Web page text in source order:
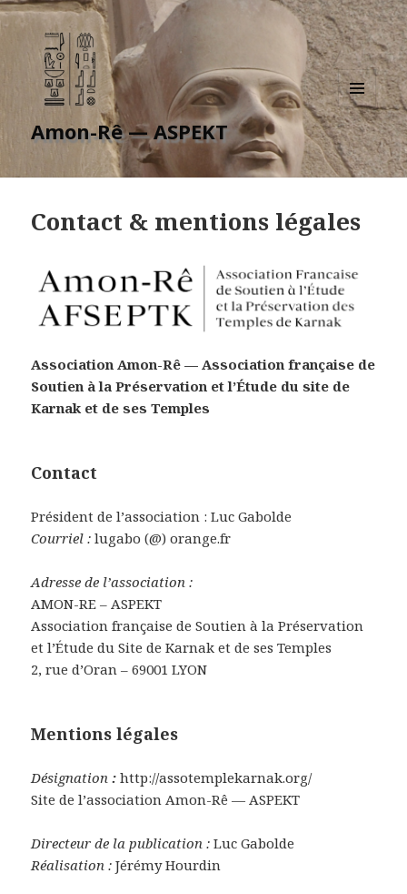
Amon-Rê — ASPEKT
MENU
ET
WIDGETS
Contact & mentions légales
Association Amon-Rê — Association française de
Soutien à la Préservation et l’Étude du site de
Karnak et de ses Temples
Contact
Président de l’association : Luc Gabolde
Courriel : lugabo (@) orange.fr
Adresse de l’association :
AMON-RE – ASPEKT
Association française de Soutien à la Préservation
et l’Étude du Site de Karnak et de ses Temples
2, rue d’Oran – 69001 LYON
Mentions légales
Désignation : http://assotemplekarnak.org/
Site de l’association Amon-Rê — ASPEKT
Directeur de la publication : Luc Gabolde
Réalisation : Jérémy Hourdin